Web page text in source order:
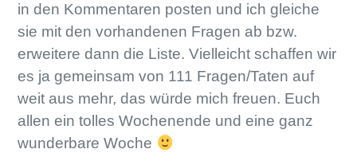
in den Kommentaren posten und ich gleiche
sie mit den vorhandenen Fragen ab bzw.
erweitere dann die Liste. Vielleicht schaffen wir
es ja gemeinsam von 111 Fragen/Taten auf
weit aus mehr, das würde mich freuen. Euch
allen ein tolles Wochenende und eine ganz
wunderbare Woche